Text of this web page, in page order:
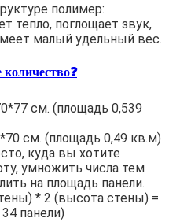
полимер:
тепло, поглощает звук,
малый удельный вес.
см. (площадь 0,539
0,49 кв.м)
куда вы хотите
умножить числа тем
на площадь панели.
* 2 (высота стены) =
панели)